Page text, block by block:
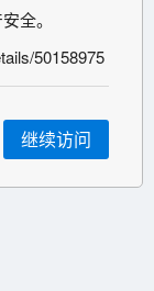
全。
50158975
继续访问